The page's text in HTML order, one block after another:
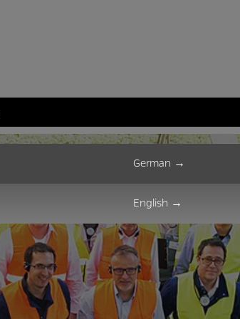
German →
English →